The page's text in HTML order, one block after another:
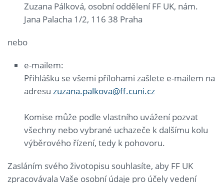
Zuzana Pálková, osobní oddělení FF UK, nám.
Jana Palacha 1/2, 116 38 Praha
nebo
e-mailem:
Přihlášku se všemi přílohami zašlete e-mailem na
adresuzuzana.palkova@ff.cuni.cz
Komise může podle vlastního uvážení pozvat
všechny nebo vybrané uchazeče k dalšímu kolu
výběrového řízení, tedy k pohovoru.
Zasláním svého životopisu souhlasíte, aby FF UK
zpracovávala Vaše osobní údaje pro účely vedení